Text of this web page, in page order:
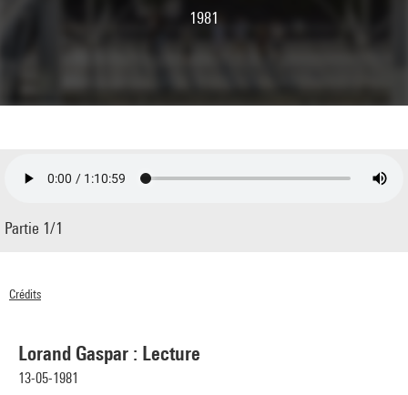
1981
Lorand Gaspar : Lecture
13-05-1981
Partie 1/1
Crédits